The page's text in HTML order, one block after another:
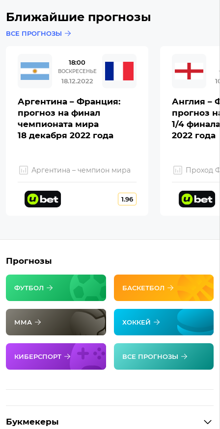
Ближайшие прогнозы
ВСЕ ПРОГНОЗЫ
18:00
ВОСКРЕСЕНЬЕ
18.12.2022
Аргентина – Франция:
прогноз на финал
чемпионата мира
18 декабря 2022 года
Аргентина – чемпион мира
1.96
Англия –
прогноз
1/4
2022 года
Проход
Прогнозы
ФУТБОЛ БАСКЕТБОЛ
ММА ХОККЕЙ
КИБЕРСПОРТ ВСЕ ПРОГНОЗЫ
Букмекеры